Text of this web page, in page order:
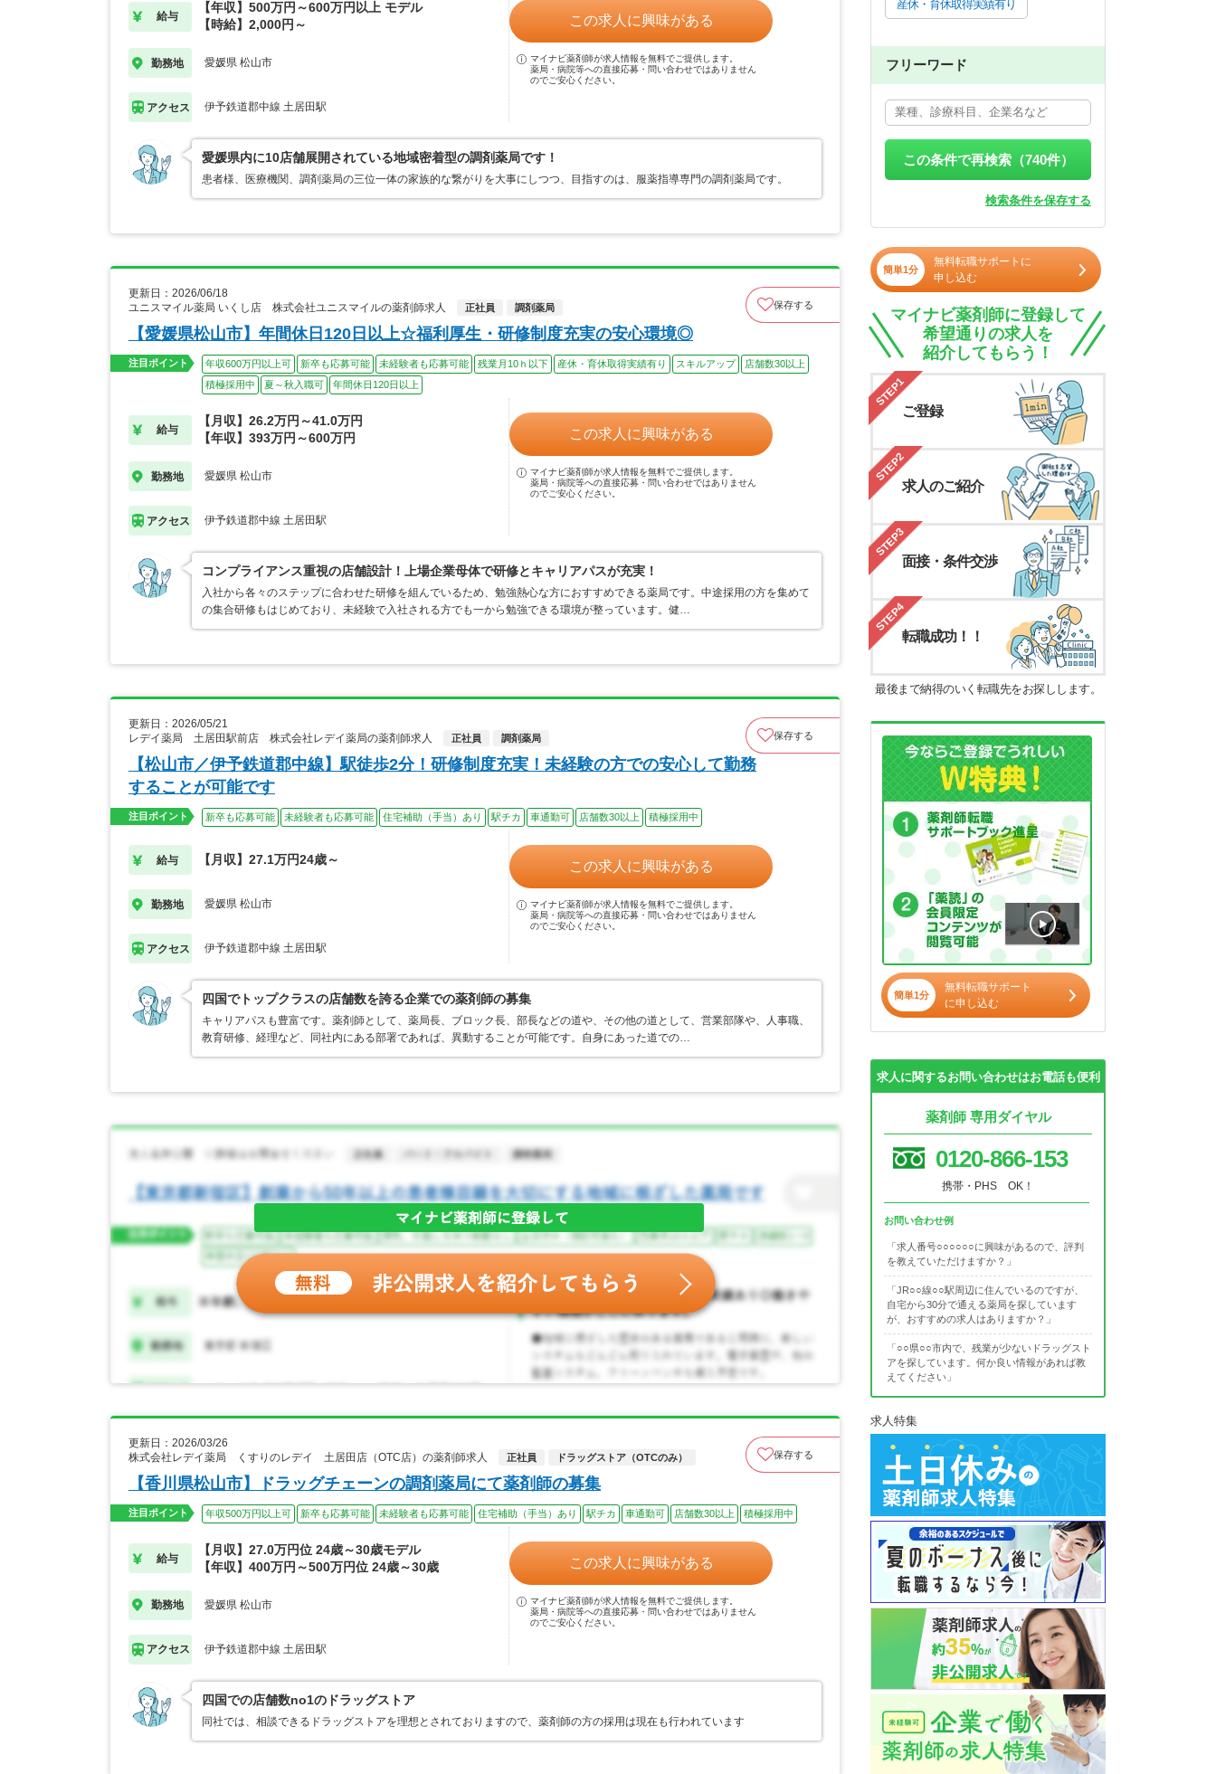
給与
【年収】500万円～600万円以上 モデル
【時給】2,000円～
勤務地 愛媛県 松山市
アクセス 伊予鉄道郡中線 土居田駅
この求人に興味がある
マイナビ薬剤師が求人情報を無料でご提供します。
薬局・病院等への直接応募・問い合わせではありません
のでご安心ください。
愛媛県内に10店舗展開されている地域密着型の調剤薬局です！
患者様、医療機関、調剤薬局の三位一体の家族的な繋がりを大事にしつつ、目指すのは、服薬指導専門の調剤薬局です。
更新日：2026/06/18
ユニスマイル薬局 いくし店 株式会社ユニスマイルの薬剤師求人
正社員 調剤薬局 保存する
【愛媛県松山市】年間休日120日以上☆福利厚生・研修制度充実の安心環境◎
注目ポイント 年収600万円以上可 新卒も応募可能 未経験者も応募可能 残業月10ｈ以下 産休・育休取得実績有り スキルアップ
店舗数30以上
積極採用中
夏～秋入職可 年間休日120日以上
給与
【月収】26.2万円～41.0万円
【年収】393万円～600万円
勤務地 愛媛県 松山市
アクセス 伊予鉄道郡中線 土居田駅
この求人に興味がある
マイナビ薬剤師が求人情報を無料でご提供します。
薬局・病院等への直接応募・問い合わせではありません
のでご安心ください。
コンプライアンス重視の店舗設計！上場企業母体で研修とキャリアパスが充実！
入社から各々のステップに合わせた研修を組んでいるため、勉強熱心な方におすすめできる薬局です。中途採用の方を集めて
の集合研修もはじめており、未経験で入社される方でも一から勉強できる環境が整っています。健…
更新日：2026/05/21
レデイ薬局 土居田駅前店 株式会社レデイ薬局の薬剤師求人
正社員 調剤薬局 保存する
【松山市／伊予鉄道郡中線】駅徒歩2分！研修制度充実！未経験の方での安心して勤務
することが可能です
注目ポイント 新卒も応募可能 未経験者も応募可能 住宅補助（手当）あり 駅チカ 車通勤可 店舗数30以上 積極採用中
給与 【月収】27.1万円24歳～
勤務地 愛媛県 松山市
アクセス 伊予鉄道郡中線 土居田駅
この求人に興味がある
マイナビ薬剤師が求人情報を無料でご提供します。
薬局・病院等への直接応募・問い合わせではありません
のでご安心ください。
四国でトップクラスの店舗数を誇る企業での薬剤師の募集
キャリアパスも豊富です。薬剤師として、薬局長、ブロック長、部長などの道や、その他の道として、営業部隊や、人事職、
教育研修、経理など、同社内にある部署であれば、異動することが可能です。自身にあった道での…
更新日：2026/03/26
株式会社レデイ薬局 くすりのレデイ 土居田店（OTC店）の薬剤師求人
正社員 ドラッグストア（OTCのみ） 保存する
【香川県松山市】ドラッグチェーンの調剤薬局にて薬剤師の募集
注目ポイント 年収500万円以上可 新卒も応募可能 未経験者も応募可能 住宅補助（手当）あり 駅チカ 車通勤可 店舗数30以上 積極採用中
給与
【月収】27.0万円位 24歳～30歳モデル
【年収】400万円～500万円位 24歳～30歳
勤務地 愛媛県 松山市
アクセス 伊予鉄道郡中線 土居田駅
この求人に興味がある
マイナビ薬剤師が求人情報を無料でご提供します。
薬局・病院等への直接応募・問い合わせではありません
のでご安心ください。
四国での店舗数no1のドラッグストア
同社では、相談できるドラッグストアを理想とされておりますので、薬剤師の方の採用は現在も行われています
産休・育休取得実績有り
フリーワード
この条件で再検索（740件）
検索条件を保存する
簡単1分
無料転職サポートに
申し込む
マイナビ薬剤師に登録して
希望通りの求人を
紹介してもらう！
STEP1
ご登録
STEP2
求人のご紹介
STEP3
面接・条件交渉
STEP4
転職成功！！
最後まで納得のいく転職先をお探しします。
簡単1分
無料転職サポート
に申し込む
求人に関するお問い合わせはお電話も便利
薬剤師 専用ダイヤル
0120-866-153
携帯・PHS OK！
お問い合わせ例
「求人番号○○○○○○に興味があるので、評判
を教えていただけますか？」
「JR○○線○○駅周辺に住んでいるのですが、
自宅から30分で通える薬局を探しています
が、おすすめの求人はありますか？」
「○○県○○市内で、残業が少ないドラッグスト
アを探しています。何か良い情報があれば教
えてください」
求人特集